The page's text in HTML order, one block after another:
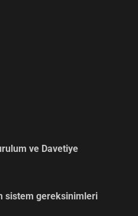
ve Davetiye
sistem gereksinimleri